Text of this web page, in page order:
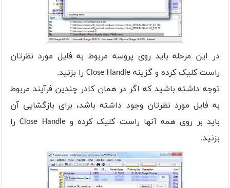
در این مرحله باید روی پروسه مربوط به فایل مورد نظرتان
راست کلیک کرده و گزینه Close Handle را بزنید.
توجه داشته باشید که اگر در همان کادر چندین فرآیند مربوط
به فایل مورد نظرتان وجود داشته باشد، برای بازگشایی آن
باید بر روی همه آنها راست کلیک کرده و Close Handle را
بزنید.